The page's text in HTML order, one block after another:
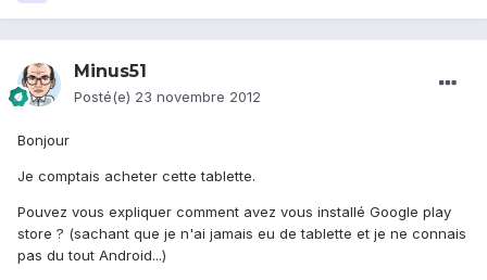
Minus51
Posté(e) 23 novembre 2012
Bonjour
Je comptais acheter cette tablette.
Pouvez vous expliquer comment avez vous installé Google play
store ? (sachant que je n'ai jamais eu de tablette et je ne connais
pas du tout Android...)